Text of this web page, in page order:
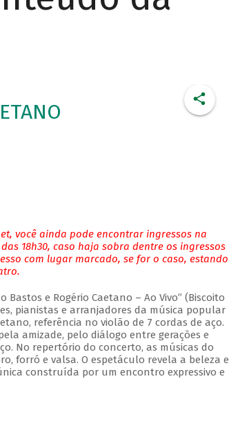
você ainda pode encontrar ingressos na
18h30, caso haja sobra dentre os ingressos
com lugar marcado, se for o caso, estando
e Rogério Caetano – Ao Vivo” (Biscoito
pianistas e arranjadores da música popular
referência no violão de 7 cordas de aço.
amizade, pelo diálogo entre gerações e
No repertório do concerto, as músicas do
forró e valsa. O espetáculo revela a beleza e
construída por um encontro expressivo e